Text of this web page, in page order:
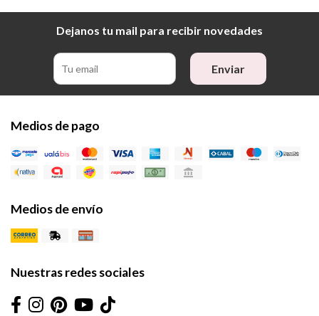
Dejanos tu mail para recibir novedades
Enviar
Medios de pago
Medios de envío
Nuestras redes sociales